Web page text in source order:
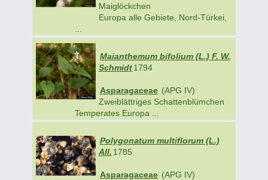
Maiglöckchen
Europa alle Gebiete, Nord-Türkei,
Maianthemum bifolium (L.) F. W.
Schmidt1794
Asparagaceae (APG IV)
Zweiblättriges Schattenblümchen
Temperates Europa ...
Polygonatum multiflorum (L.)
All. 1785
Asparagaceae (APG IV)